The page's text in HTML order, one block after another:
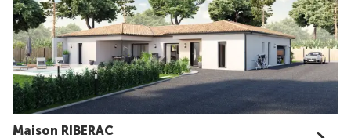
Maison RIBERAC